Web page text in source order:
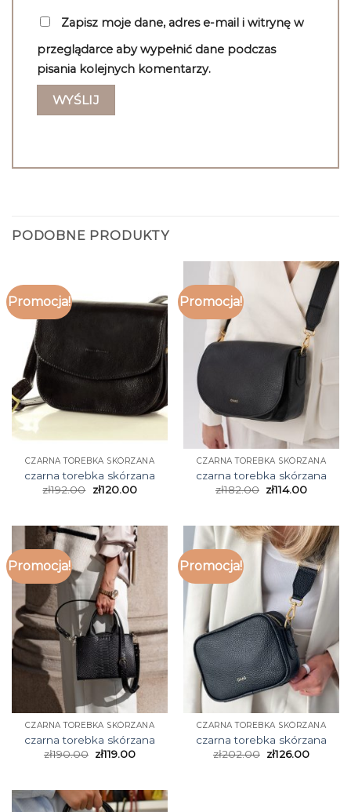
Zapisz moje dane, adres e-mail i witrynę w
przeglądarce aby wypełnić dane podczas
pisania kolejnych komentarzy.
PODOBNE PRODUKTY
Promocja!
CZARNA TOREBKA SKÓRZANA
czarna torebka skórzana
zł192.00 zł120.00
Promocja!
CZARNA TOREBKA SKÓRZANA
czarna torebka skórzana
zł182.00 zł114.00
Promocja!
CZARNA TOREBKA SKÓRZANA
czarna torebka skórzana
zł190.00 zł119.00
Promocja!
CZARNA TOREBKA SKÓRZANA
czarna torebka skórzana
zł202.00 zł126.00